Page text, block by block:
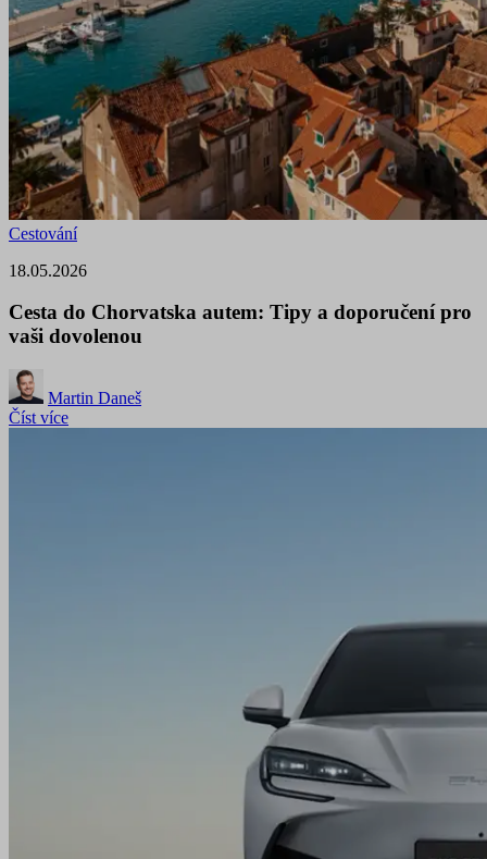
Cestování
18.05.2026
Cesta do Chorvatska autem: Tipy a doporučení pro
vaši dovolenou
Martin Daneš
Číst více